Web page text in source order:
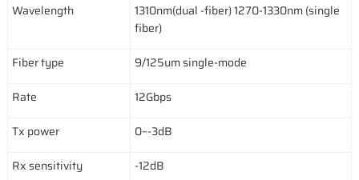
Wavelength
1310nm(dual -fiber) 1270-1330nm (single
fiber)
Fiber type
9/125um single-mode
Rate
12Gbps
Tx power
0~-3dB
Rx sensitivity
-12dB